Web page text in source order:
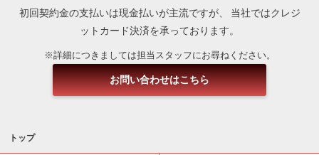
初回契約金の支払いは現金払いが主流ですが、
当社ではクレジ
ットカード決済を承っております。
※詳細につきましては担当スタッフにお尋ねください。
お問い合わせはこちら
トップ